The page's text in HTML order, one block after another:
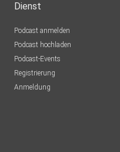
Dienst
Podcast anmelden
Podcast hochladen
Podcast-Events
Registrierung
Anmeldung